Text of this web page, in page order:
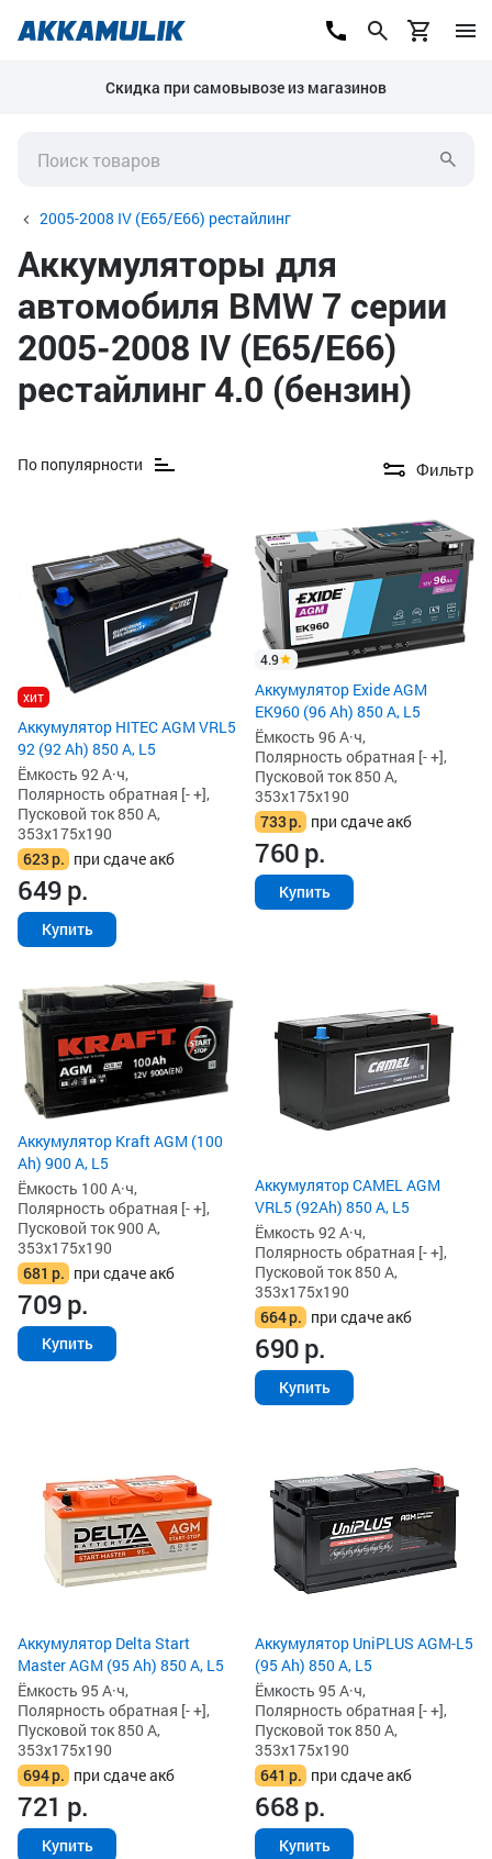
Скидка при самовывозе из магазинов
2005-2008 IV (E65/E66) рестайлинг
Аккумуляторы для
автомобиля BMW 7 серии
2005-2008 IV (E65/E66)
рестайлинг 4.0 (бензин)
По популярности Фильтр
хит
Аккумулятор HITEC AGM VRL5
92 (92 Ah) 850 А, L5
Ёмкость 92 А·ч,
Полярность обратная [- +],
Пусковой ток 850 А,
353x175x190
623р. при сдаче акб
649р.
Купить
4.9
Аккумулятор Exide AGM
EK960 (96 Ah) 850 А, L5
Ёмкость 96 А·ч,
Полярность обратная [- +],
Пусковой ток 850 А,
353x175x190
733р. при сдаче акб
760р.
Купить
Аккумулятор Kraft AGM (100
Ah) 900 А, L5
Ёмкость 100 А·ч,
Полярность обратная [- +],
Пусковой ток 900 А,
353x175x190
681 р. при сдаче акб
709р.
Купить
Аккумулятор CAMEL AGM
VRL5 (92Ah) 850 А, L5
Ёмкость 92 А·ч,
Полярность обратная [- +],
Пусковой ток 850 А,
353x175x190
664р. при сдаче акб
690р.
Купить
Аккумулятор Delta Start
Master AGM (95 Ah) 850 А, L5
Ёмкость 95 А·ч,
Полярность обратная [- +],
Пусковой ток 850 А,
353x175x190
694р. при сдаче акб
721 р.
Купить
Аккумулятор UniPLUS AGM-L5
(95 Ah) 850 А, L5
Ёмкость 95 А·ч,
Полярность обратная [- +],
Пусковой ток 850 А,
353x175x190
641 р. при сдаче акб
668р.
Купить